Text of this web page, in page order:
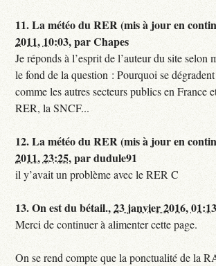
11.La météo du RER (mis à jour en
2011, 10:03,parChapes
Je réponds à l’esprit de l’auteur du site selon
le fond de la question : Pourquoi se
comme les autres secteurs publics en France
RER, la SNCF...
12.La météo du RER (mis à jour en
2011, 23:25,pardudule91
il y’avait un problème avec le RER C
13.On est du bétail.,23 janvier 2016,
Merci de continuer à alimenter cette page.
On se rend compte que la ponctualité de la